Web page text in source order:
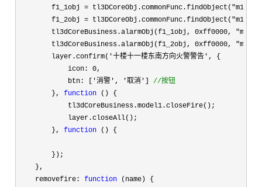
        f1_1obj
=
        f1_2obj
=
        tl3dCoreBusiness.alarmObj(f1_1obj,
0xff0000,
        tl3dCoreBusiness.alarmObj(f1_2obj,
0xff0000,
        layer.confirm(
'十楼十一楼东南方向火警警告' , {
            icon:
0,
            btn: [
'消警', '取消'] //按钮
        },
function () {
            tl3dCoreBusiness.model1.closeFire();
            layer.closeAll();
        },
function () {
        });
    },
    removefire:
function (name) {